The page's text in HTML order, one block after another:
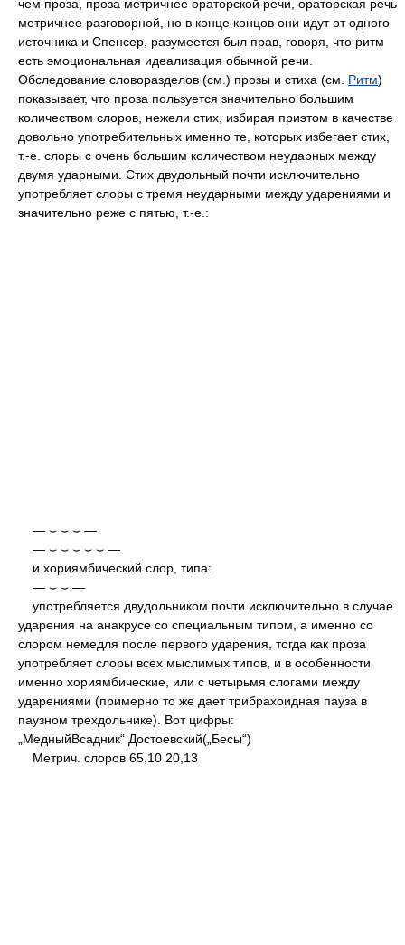
чем проза, проза метричнее ораторской речи, ораторская речь
метричнее разговорной, но в конце концов они идут от одного
источника и Спенсер, разумеется был прав, говоря, что ритм
есть эмоциональная идеализация обычной речи.
Обследование словоразделов (см.) прозы и стиха (см. Ритм)
показывает, что проза пользуется значительно большим
количеством слоров, нежели стих, избирая приэтом в качестве
довольно употребительных именно те, которых избегает стих,
т.-е. слоры с очень большим количеством неударных между
двумя ударными. Стих двудольный почти исключительно
употребляет слоры с тремя неударными между ударениями и
значительно реже с пятью, т.-е.:
— ⌣ ⌣ ⌣ —
— ⌣ ⌣ ⌣ ⌣ ⌣ —
и хориямбический слор, типа:
— ⌣ ⌣ —
употребляется двудольником почти исключительно в случае
ударения на анакрусе со специальным типом, а именно со
слором немедля после первого ударения, тогда как проза
употребляет слоры всех мыслимых типов, и в особенности
именно хориямбические, или с четырьмя слогами между
ударениями (примерно то же дает трибрахоидная пауза в
паузном трехдольнике). Вот цифры:
„МедныйВсадник“ Достоевский(„Бесы“)
Метрич. слоров 65,10 20,13